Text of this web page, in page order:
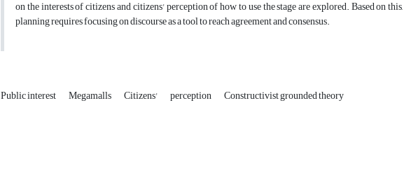
on the interests of citizens and citizens' perception of how to use the stage are explored. Based on
planning requires focusing on discourse as a tool to reach agreement and consensus.
Public interest Megamalls Citizens' perception Constructivist grounded theory